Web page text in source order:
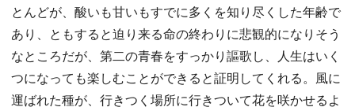
とんどが、酸いも甘いもすでに多くを知り尽くした年齢で
あり、ともすると迫り来る命の終わりに悲観的になりそう
なところだが、第二の青春をすっかり謳歌し、人生はいく
つになっても楽しむことができると証明してくれる。風に
運ばれた種が、行きつく場所に行きついて花を咲かせるよ